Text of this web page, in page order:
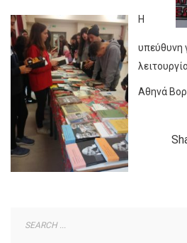
Η
υπεύθυνη
Αθηνά